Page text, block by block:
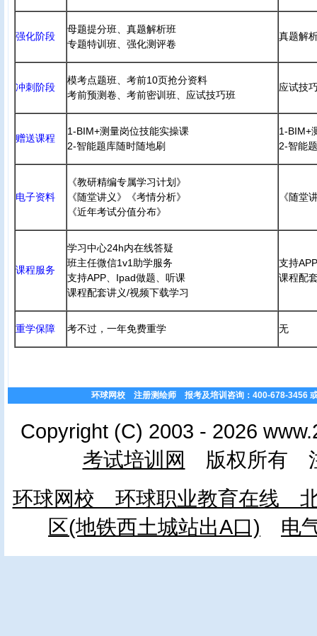
强化阶段
母题提分班、真题解析班
专题特训班、强化测评卷
真题解
冲刺阶段
模考点题班、考前10页抢分资料
考前预测卷、考前密训班、应试技巧班
应试技
赠送课程
1-BIM+测量岗位技能实操课
2-智能题库随时随地刷
1-BIM+
2-智能
电子资料
《教研精编专属学习计划》
《随堂讲义》《考情分析》
《近年考试分值分布》
《随堂
课程服务
学习中心24h内在线答疑
班主任微信1v1助学服务
支持APP、Ipad做题、听课
课程配套讲义/视频下载学习
支持
课程配
重学保障 考不过，一年免费重学 无
环球网校 注册测绘师 报考及培训咨询：400-678-3456
Copyright (C) 2003 - 2026
考试培训网
版权所有
环球网校 环球职业教育在线 北
区(地铁西土城站出A口)
电